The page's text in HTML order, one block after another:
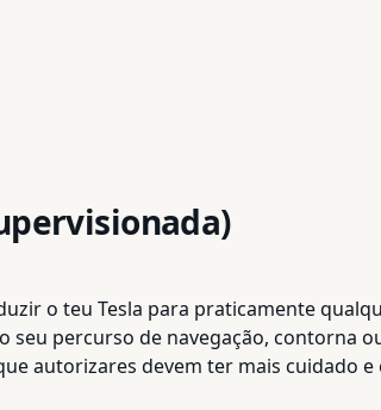
o teu Tesla para praticamente
percurso de navegação, contorna
autorizares devem ter mais cuidado